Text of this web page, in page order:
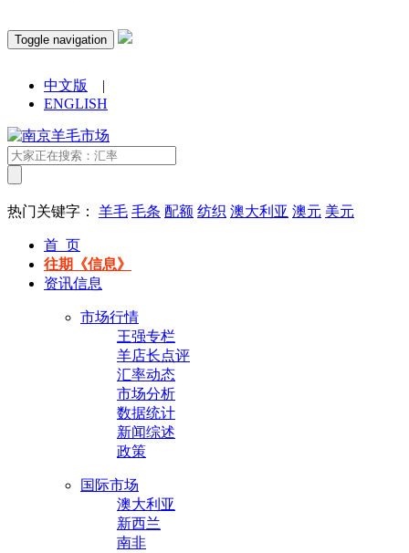
Toggle navigation
中文版
|
ENGLISH
热门关键字： 羊毛 毛条 配额 纺织 澳大利亚 澳元 美元
首 页
往期《信息》
资讯信息
市场行情
王强专栏
羊店长点评
汇率动态
市场分析
数据统计
新闻综述
政策
国际市场
澳大利亚
新西兰
南非